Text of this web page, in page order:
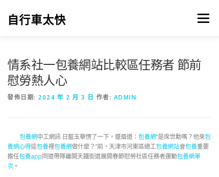
自行車太快 選單
情系社一包養網站比較區任務者 節前
慰勞熱人心
發佈日期: 2024 年 2 月 3 日 作者: ADMIN
包養網中工網訊 日藍玉華愣了一下，蹙眉道： 包養網“是席世勳嗎？他來包
養網心得這包養裡包養網做什麼？”前，天津市河東區總工包養網站會包養重要
擔任包養app同道帶隊離開天鐵街道展開春節慰勞社區任務者運動包養網單
次 。